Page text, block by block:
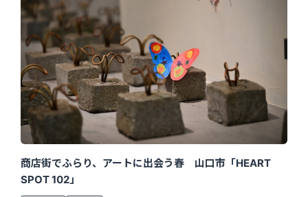
商店街でふらり、アートに出会う春 山口市「HEART
SPOT 102」